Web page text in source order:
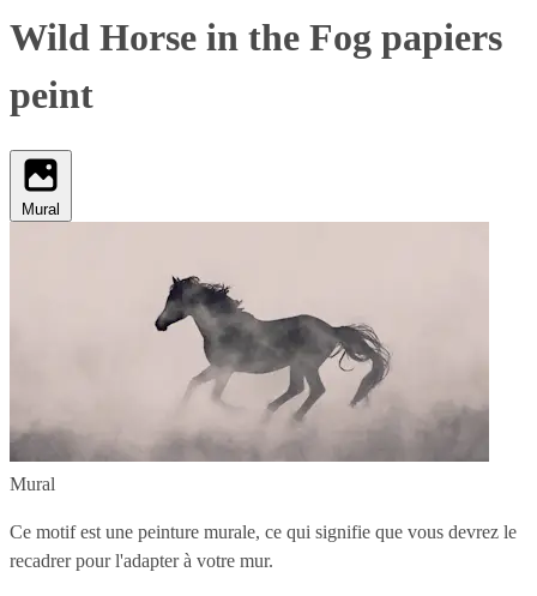
Wild Horse in the Fog papiers
peint
Mural
Mural
Ce motif est une peinture murale, ce qui signifie que vous devrez le
recadrer pour l'adapter à votre mur.